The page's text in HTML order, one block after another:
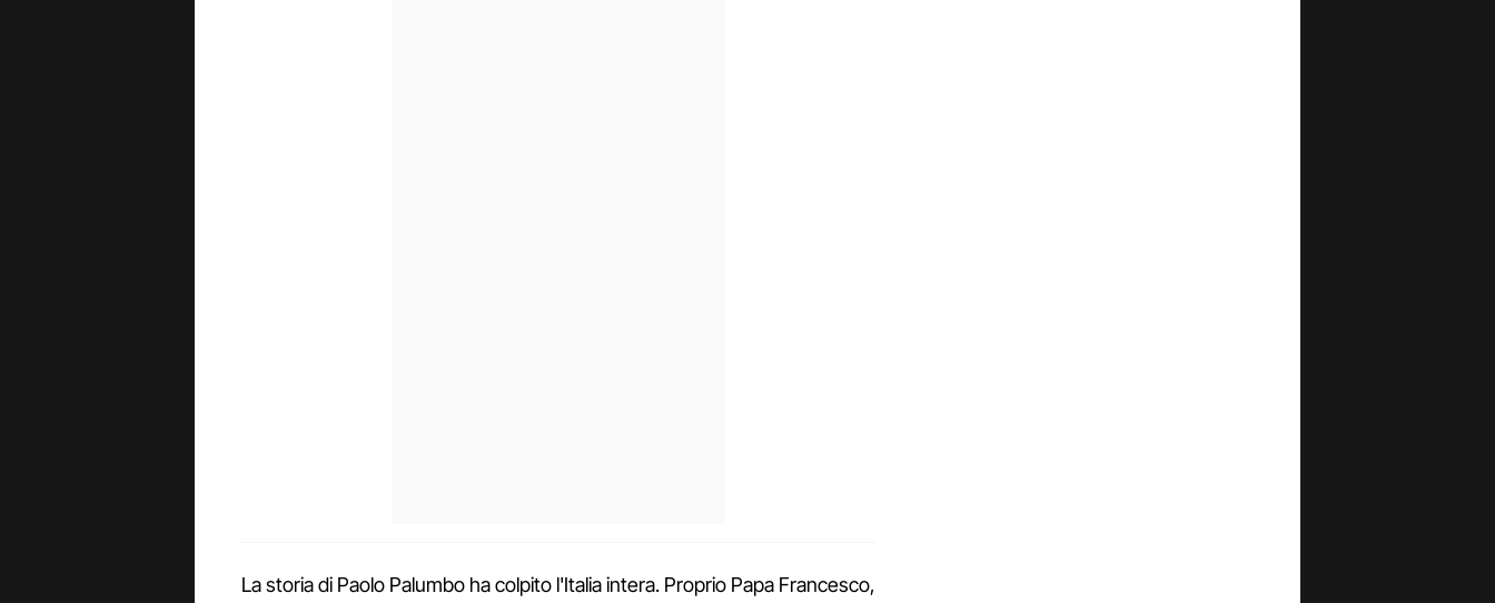
La storia di Paolo Palumbo ha colpito l'Italia intera. Proprio Papa Francesco,